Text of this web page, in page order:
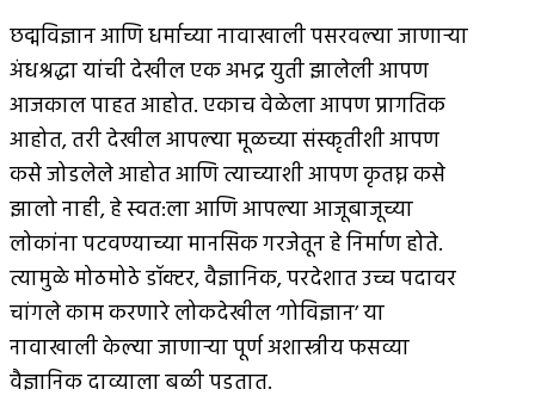
छद्मविज्ञान आणि धर्माच्या नावाखाली पसरवल्या जाणार्‍या
अंधश्रद्धा यांची देखील एक अभद्र युती झालेली आपण
आजकाल पाहत आहोत. एकाच वेळेला आपण प्रागतिक
आहोत, तरी देखील आपल्या मूळच्या संस्कृतीशी आपण
कसे जोडलेले आहोत आणि त्याच्याशी आपण कृतघ्न कसे
झालो नाही, हे स्वत:ला आणि आपल्या आजूबाजूच्या
लोकांना पटवण्याच्या मानसिक गरजेतून हे निर्माण होते.
त्यामुळे मोठमोठे डॉक्टर, वैज्ञानिक, परदेशात उच्च पदावर
चांगले काम करणारे लोकदेखील ‘गोविज्ञान’ या
नावाखाली केल्या जाणार्‍या पूर्ण अशास्त्रीय फसव्या
वैज्ञानिक दाव्याला बळी पडतात.